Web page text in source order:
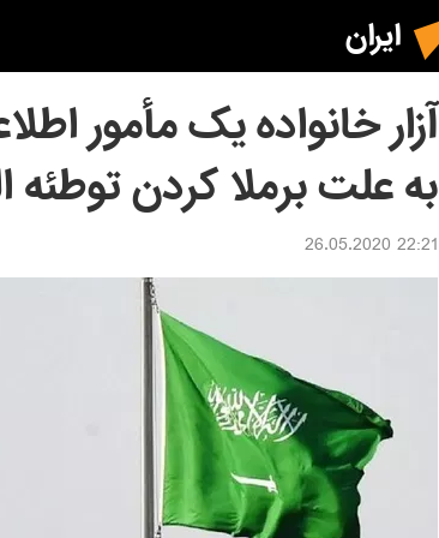
ایران
آزار خانواده یک مأمور
به علت برملا کردن توطئه
22:21 26.05.2020